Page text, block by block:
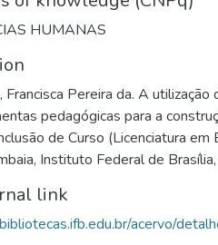
HUMANAS
Francisca Pereira da. A
pedagógicas para a
de Curso (Licenciatura
Instituto Federal de
link
acervo/